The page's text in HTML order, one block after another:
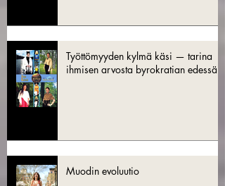
Työttömyyden kylmä käsi — tarina
ihmisen arvosta byrokratian edessä
Muodin evoluutio